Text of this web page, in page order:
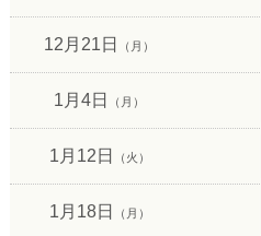
12月21日 （月）
1月4日 （月）
1月12日 （火）
1月18日 （月）